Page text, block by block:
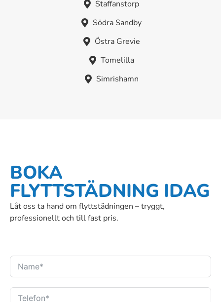
Staffanstorp
Södra Sandby
Östra Grevie
Tomelilla
Simrishamn
BOKA
FLYTTSTÄDNING IDAG
Låt oss ta hand om flyttstädningen – tryggt,
professionellt och till fast pris.